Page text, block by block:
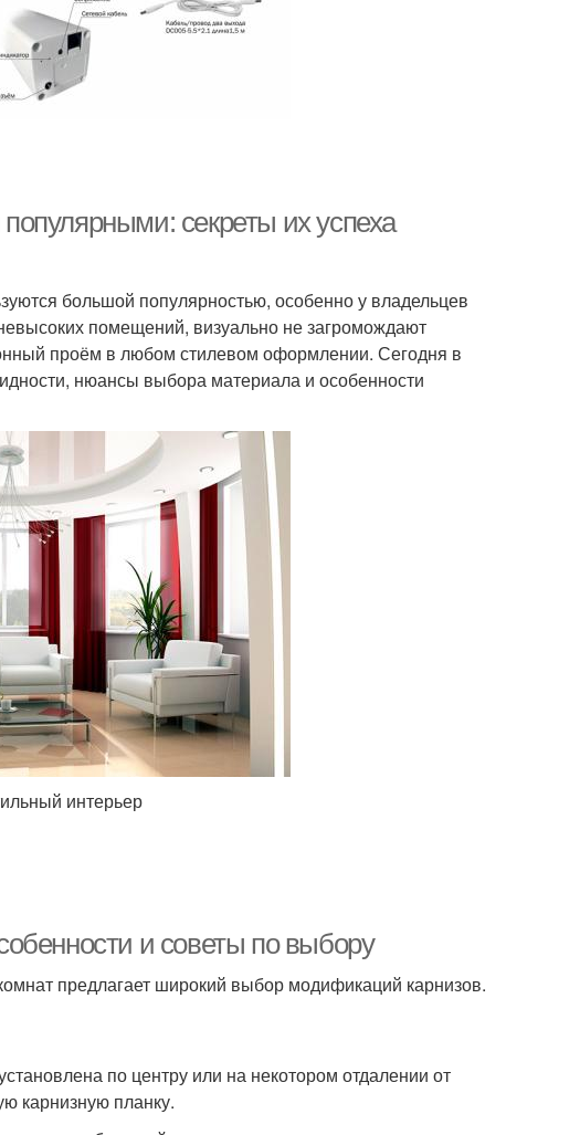
секреты их успеха
большой популярностью, особенно у владельцев
помещений, визуально не загромождают
проём в любом стилевом оформлении. Сегодня в
нюансы выбора материала и особенности
интерьер
и советы по выбору
предлагает широкий выбор модификаций карнизов.
по центру или на некотором отдалении от
карнизную планку.